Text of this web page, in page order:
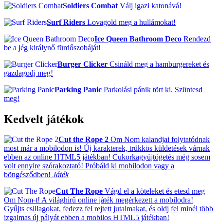
Soldiers Combat Válj igazi katonává!
Surf Riders Lovagold meg a hullámokat!
Ice Queen Bathroom Deco Rendezd
be a jég királynő fürdőszobáját!
Burger Clicker Csináld meg a hamburgereket és
gazdagodj meg!
Parking Panic Parkolási pánik tört ki. Szüntesd
meg!
Kedvelt játékok
Cut the Rope 2 Om Nom kalandjai folytatódnak
most már a mobilodon is! Új karakterek, trükkös küldetések várnak
ebben az online HTML5 játékban! Cukorkagyüjtögetés még sosem
volt ennyire szórakoztató! Próbáld ki mobilodon vagy a
böngésződben! Játék
Cut The Rope Vágd el a köteleket és etesd meg
Om Nom-t! A világhírű online játék megérkezett a mobilodra!
Gyűjts csillagokat, fedezz fel rejtett jutalmakat, és oldj fel minél több
izgalmas új pályát ebben a mobilos HTML5 játékban!